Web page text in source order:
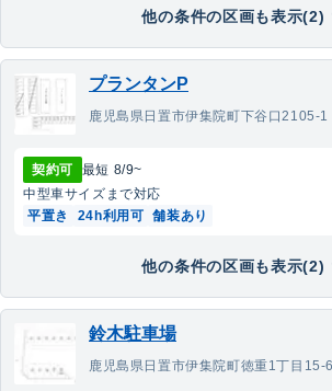
他の条件の区画も表示(2)
プランタンP
鹿児島県日置市伊集院町下谷口2105-1
契約可 最短 8/9~
中型車サイズまで対応
平置き
24h利用可 舗装あり
他の条件の区画も表示(2)
鈴木駐車場
鹿児島県日置市伊集院町徳重1丁目15-6